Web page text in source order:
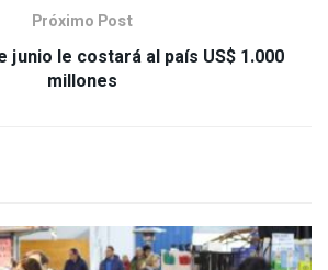
Próximo Post
junio le costará al país US$ 1.000
millones